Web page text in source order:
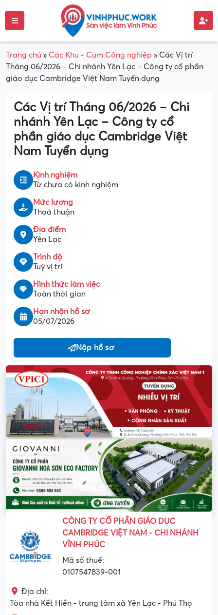
Trang chủ » Các Khu - Cụm Công nghiệp » Các Vị trí
Tháng 06/2026 – Chi nhánh Yên Lạc – Công ty cổ phần
giáo dục Cambridge Việt Nam Tuyển dụng
Các Vị trí Tháng 06/2026 – Chi
nhánh Yên Lạc – Công ty cổ
phần giáo dục Cambridge Việt
Nam Tuyển dụng
Kinh nghiệm
Từ chưa có kinh nghiệm
Mức lương
Thoả thuận
Địa điểm
Yên Lạc
Trình độ
Tuỳ vị trí
Hình thức làm việc
Toàn thời gian
Hạn nhận hồ sơ
05/07/2026
Nộp hồ sơ
CÔNG TY CỔ PHẦN GIÁO DỤC
CAMBRIDGE VIỆT NAM - CHI NHÁNH
VĨNH PHÚC
Mã số thuế:
0107547839-001
Địa chỉ:
Tòa nhà Kết Hiền - trung tâm xã Yên Lạc - Phú Thọ